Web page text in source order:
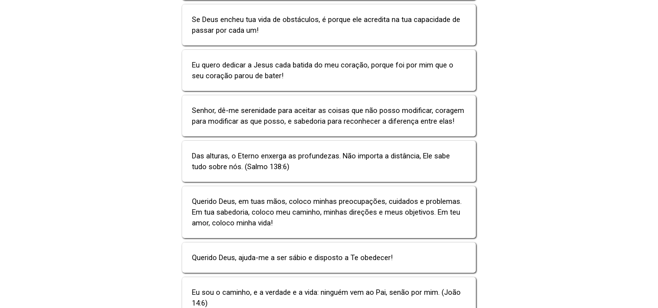
Se Deus encheu tua vida de obstáculos, é porque ele acredita na tua capacidade de
passar por cada um!
Eu quero dedicar a Jesus cada batida do meu coração, porque foi por mim que o
seu coração parou de bater!
Senhor, dê-me serenidade para aceitar as coisas que não posso modificar, coragem
para modificar as que posso, e sabedoria para reconhecer a diferença entre elas!
Das alturas, o Eterno enxerga as profundezas. Não importa a distância, Ele sabe
tudo sobre nós. (Salmo 138:6)
Querido Deus, em tuas mãos, coloco minhas preocupações, cuidados e problemas.
Em tua sabedoria, coloco meu caminho, minhas direções e meus objetivos. Em teu
amor, coloco minha vida!
Querido Deus, ajuda-me a ser sábio e disposto a Te obedecer!
Eu sou o caminho, e a verdade e a vida: ninguém vem ao Pai, senão por mim. (João
14:6)